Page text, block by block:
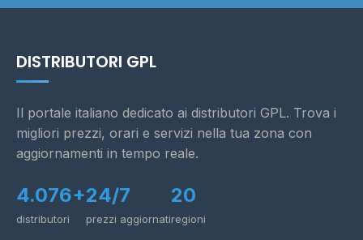
DISTRIBUTORI GPL
Il portale italiano dedicato ai distributori GPL. Trova i
migliori prezzi, orari e servizi nella tua zona con
aggiornamenti in tempo reale.
4.076+
distributori
24/7
prezzi aggiornati
20
regioni